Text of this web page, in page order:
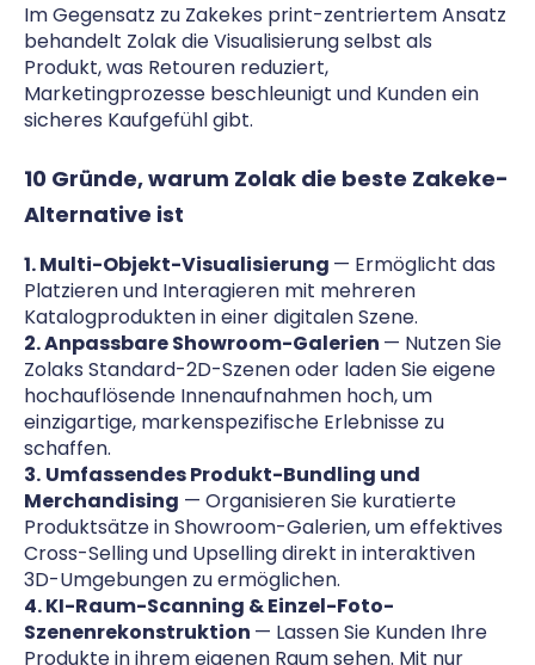
Im Gegensatz zu Zakekes print-zentriertem Ansatz
behandelt Zolak die Visualisierung selbst als
Produkt, was Retouren reduziert,
Marketingprozesse beschleunigt und Kunden ein
sicheres Kaufgefühl gibt.
10 Gründe, warum Zolak die beste Zakeke-
Alternative ist
1. Multi-Objekt-Visualisierung — Ermöglicht das
Platzieren und Interagieren mit mehreren
Katalogprodukten in einer digitalen Szene.
2. Anpassbare Showroom-Galerien — Nutzen Sie
Zolaks Standard-2D-Szenen oder laden Sie eigene
hochauflösende Innenaufnahmen hoch, um
einzigartige, markenspezifische Erlebnisse zu
schaffen.
3. Umfassendes Produkt-Bundling und
Merchandising — Organisieren Sie kuratierte
Produktsätze in Showroom-Galerien, um effektives
Cross-Selling und Upselling direkt in interaktiven
3D-Umgebungen zu ermöglichen.
4. KI-Raum-Scanning & Einzel-Foto-
Szenenrekonstruktion — Lassen Sie Kunden Ihre
Produkte in ihrem eigenen Raum sehen. Mit nur